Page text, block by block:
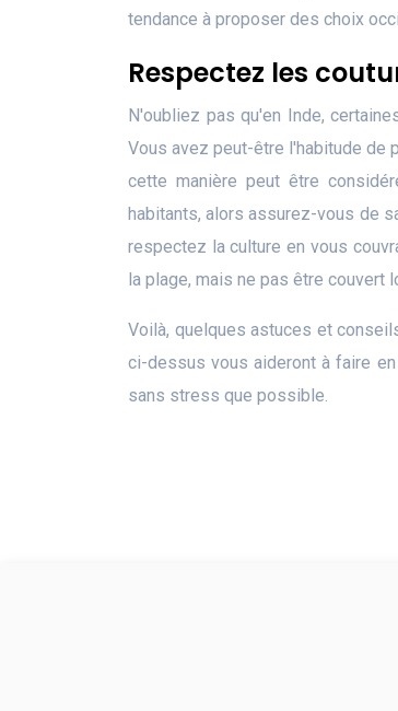
tendance à proposer des choix
Respectez les
N'oubliez pas qu'en Inde,
Vous avez peut-être l'habitude de
cette manière peut être
habitants, alors assurez-vous de
respectez la culture en vous
la plage, mais ne pas être couvert
Voilà, quelques astuces et
ci-dessus vous aideront à faire
sans stress que possible.